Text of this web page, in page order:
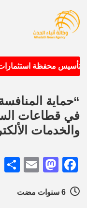
تأسيس محفظة استثمارات
“حماية
في قطاعات
والخدمات